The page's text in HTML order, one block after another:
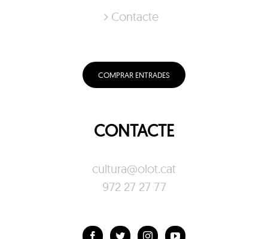
Contacte
COMPRAR ENTRADES
CONTACTE
cultura@olot.cat
972 27 27 77